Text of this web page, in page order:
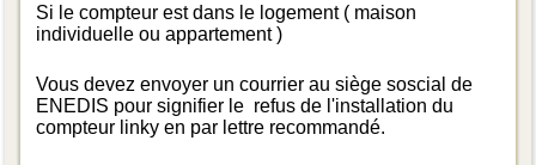
Si le compteur est dans le logement ( maison
individuelle ou appartement )
Vous devez envoyer un courrier au siège soscial de
ENEDIS pour signifier le refus de l'installation du
compteur linky en par lettre recommandé.